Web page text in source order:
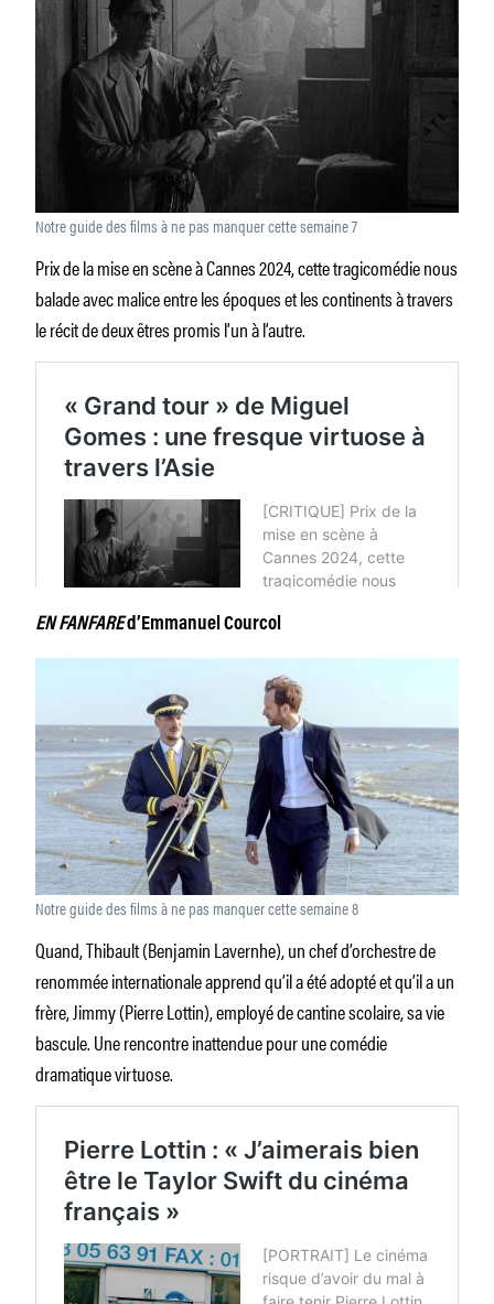
Notre guide des films à ne pas manquer cette semaine 7
Prix de la mise en scène à Cannes 2024, cette tragicomédie nous
balade avec malice entre les époques et les continents à travers
le récit de deux êtres promis l’un à l’autre.
EN FANFAREd’Emmanuel Courcol
Notre guide des films à ne pas manquer cette semaine 8
Quand, Thibault (Benjamin Lavernhe), un chef d’orchestre de
renommée internationale apprend qu’il a été adopté et qu’il a un
frère, Jimmy (Pierre Lottin), employé de cantine scolaire, sa vie
bascule. Une rencontre inattendue pour une comédie
dramatique virtuose.